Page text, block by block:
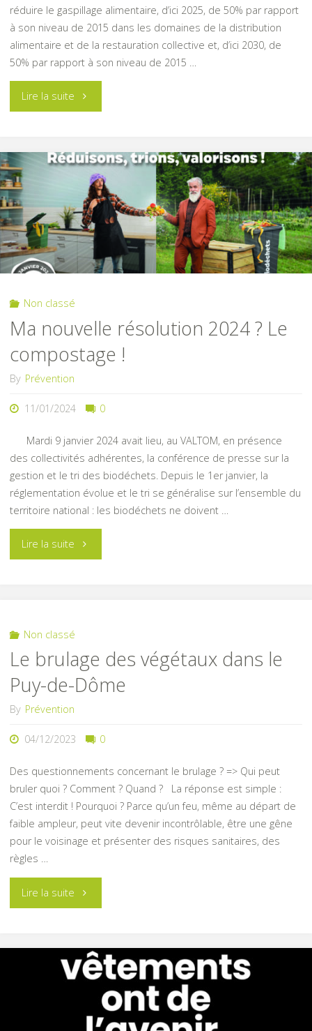
réduire le gaspillage alimentaire, d’ici 2025, de 50% par rapport
à son niveau de 2015 dans les domaines de la distribution
alimentaire et de la restauration collective et, d’ici 2030, de
50% par rapport à son niveau de 2015 …
Lire la suite"STOP
gaspillages
alimentaires
en
2024
!"
Non classé
Ma nouvelle résolution 2024 ? Le
compostage !
By Prévention
11/01/2024 0
Mardi 9 janvier 2024 avait lieu, au VALTOM, en présence
des collectivités adhérentes, la conférence de presse sur la
gestion et le tri des biodéchets. Depuis le 1er janvier, la
réglementation évolue et le tri se généralise sur l’ensemble du
territoire national : les biodéchets ne doivent …
Lire la suite"Ma
2024
?
Le
Non classé
Le brulage des végétaux dans le
Puy-de-Dôme
By Prévention
04/12/2023 0
Des questionnements concernant le brulage ? => Qui peut
bruler quoi ? Comment ? Quand ? La réponse est simple :
C’est interdit ! Pourquoi ? Parce qu’un feu, même au départ de
faible ampleur, peut vite devenir incontrôlable, être une gêne
pour le voisinage et présenter des risques sanitaires, des
règles …
Lire la suite"Le
des
végétaux